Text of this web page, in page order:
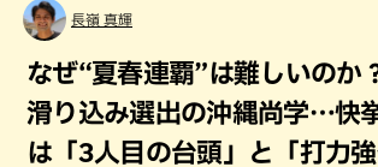
長嶺 真輝
なぜ“夏春連覇”は難しいのか
滑り込み選出の沖縄尚学…快
は「3人目の台頭」と「打力